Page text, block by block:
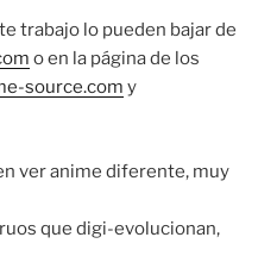
trabajo lo pueden bajar de
o en la página de los
source.com y
ver anime diferente, muy
que digi-evolucionan,